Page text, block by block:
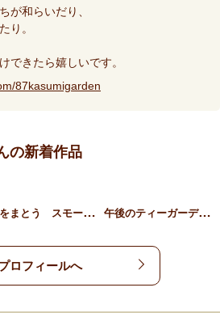
が和らいだり、
り。
できたら嬉しいです。
87kasumigarden
の新着作品
雲
をまとう スモークツリー… 午
後のティーガーデン〜紫陽…
ロフィールへ